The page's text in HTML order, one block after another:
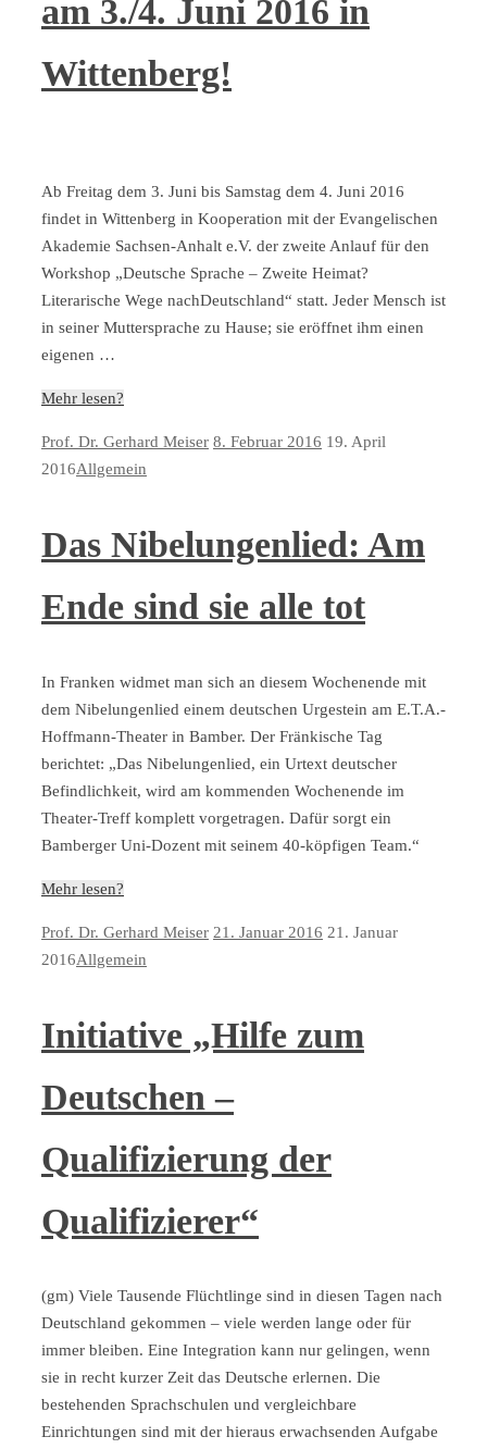
am 3./4. Juni 2016 in
Wittenberg!
Ab Freitag dem 3. Juni bis Samstag dem 4. Juni 2016
findet in Wittenberg in Kooperation mit der Evangelischen
Akademie Sachsen-Anhalt e.V. der zweite Anlauf für den
Workshop „Deutsche Sprache – Zweite Heimat?
Literarische Wege nachDeutschland“ statt. Jeder Mensch ist
in seiner Muttersprache zu Hause; sie eröffnet ihm einen
eigenen …
Mehr lesen?
Prof. Dr. Gerhard Meiser 8. Februar 2016 19. April
2016Allgemein
Das Nibelungenlied: Am
Ende sind sie alle tot
In Franken widmet man sich an diesem Wochenende mit
dem Nibelungenlied einem deutschen Urgestein am E.T.A.-
Hoffmann-Theater in Bamber. Der Fränkische Tag
berichtet: „Das Nibelungenlied, ein Urtext deutscher
Befindlichkeit, wird am kommenden Wochenende im
Theater-Treff komplett vorgetragen. Dafür sorgt ein
Bamberger Uni-Dozent mit seinem 40-köpfigen Team.“
Mehr lesen?
Prof. Dr. Gerhard Meiser 21. Januar 2016 21. Januar
2016Allgemein
Initiative „Hilfe zum
Deutschen –
Qualifizierung der
Qualifizierer“
(gm) Viele Tausende Flüchtlinge sind in diesen Tagen nach
Deutschland gekommen – viele werden lange oder für
immer bleiben. Eine Integration kann nur gelingen, wenn
sie in recht kurzer Zeit das Deutsche erlernen. Die
bestehenden Sprachschulen und vergleichbare
Einrichtungen sind mit der hieraus erwachsenden Aufgabe